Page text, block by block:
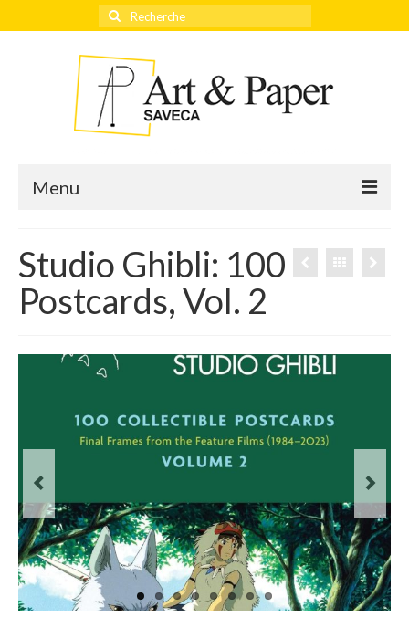
Rechercher
:
Menu
Accueil
Actualités
Thèmes
Studio Ghibli: 100
Postcards, Vol. 2